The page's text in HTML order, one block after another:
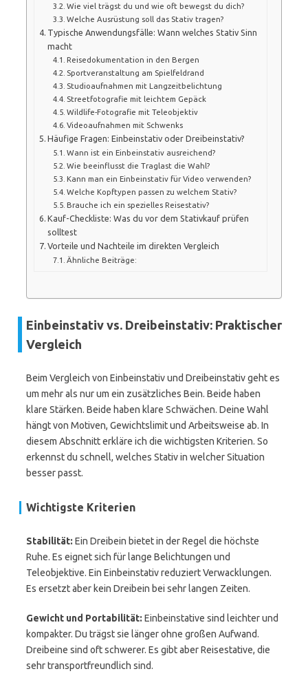
Wie viel trägst du und wie oft bewegst du dich?
Welche Ausrüstung soll das Stativ tragen?
Typische Anwendungsfälle: Wann welches Stativ Sinn
macht
Reisedokumentation in den Bergen
Sportveranstaltung am Spielfeldrand
Studioaufnahmen mit Langzeitbelichtung
Streetfotografie mit leichtem Gepäck
Wildlife-Fotografie mit Teleobjektiv
Videoaufnahmen mit Schwenks
Häufige Fragen: Einbeinstativ oder Dreibeinstativ?
Wann ist ein Einbeinstativ ausreichend?
Wie beeinflusst die Traglast die Wahl?
Kann man ein Einbeinstativ für Video verwenden?
Welche Kopftypen passen zu welchem Stativ?
Brauche ich ein spezielles Reisestativ?
Kauf-Checkliste: Was du vor dem Stativkauf prüfen
solltest
Vorteile und Nachteile im direkten Vergleich
Ähnliche Beiträge:
Einbeinstativ vs. Dreibeinstativ: Praktischer
Vergleich
Beim Vergleich von Einbeinstativ und Dreibeinstativ geht es
um mehr als nur um ein zusätzliches Bein. Beide haben
klare Stärken. Beide haben klare Schwächen. Deine Wahl
hängt von Motiven, Gewichtslimit und Arbeitsweise ab. In
diesem Abschnitt erkläre ich die wichtigsten Kriterien. So
erkennst du schnell, welches Stativ in welcher Situation
besser passt.
Wichtigste Kriterien
Stabilität: Ein Dreibein bietet in der Regel die höchste
Ruhe. Es eignet sich für lange Belichtungen und
Teleobjektive. Ein Einbeinstativ reduziert Verwacklungen.
Es ersetzt aber kein Dreibein bei sehr langen Zeiten.
Gewicht und Portabilität: Einbeinstative sind leichter und
kompakter. Du trägst sie länger ohne großen Aufwand.
Dreibeine sind oft schwerer. Es gibt aber Reisestative, die
sehr transportfreundlich sind.